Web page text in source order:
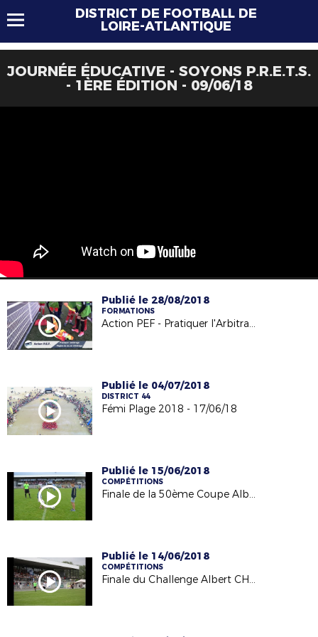
DISTRICT DE FOOTBALL DE
LOIRE-ATLANTIQUE
JOURNÉE ÉDUCATIVE - SOYONS P.R.E.T.S.
- 1ÈRE ÉDITION - 09/06/18
Publié le 28/08/2018
FORMATIONS
Action PEF - Pratiquer l'Arbitrage - ALC Bouguenais - 22/02/18
Publié le 04/07/2018
DISTRICT 44
Fémi Plage 2018 - 17/06/18
Publié le 15/06/2018
COMPÉTITIONS
Finale de la 50ème Coupe Albert BAUVINEAU - 03/06/18
Publié le 14/06/2018
COMPÉTITIONS
Finale du Challenge Albert CHARNEAU - 03/06/18